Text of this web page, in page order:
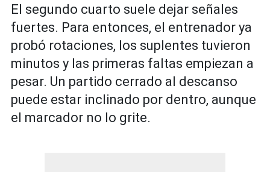
El segundo cuarto suele dejar señales
fuertes. Para entonces, el entrenador ya
probó rotaciones, los suplentes tuvieron
minutos y las primeras faltas empiezan a
pesar. Un partido cerrado al descanso
puede estar inclinado por dentro, aunque
el marcador no lo grite.